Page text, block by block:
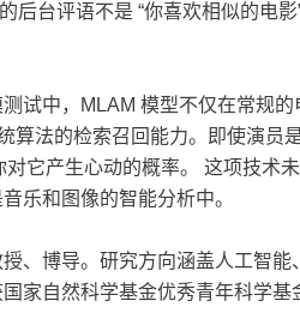
台评语不是 “你喜欢相似的电
试中，MLAM 模型不仅在常规
算法的检索召回能力。即使演员
它产生心动的概率。 这项技术
乐和图像的智能分析中。
、博导。研究方向涵盖人工智能
家自然科学基金优秀青年科学基